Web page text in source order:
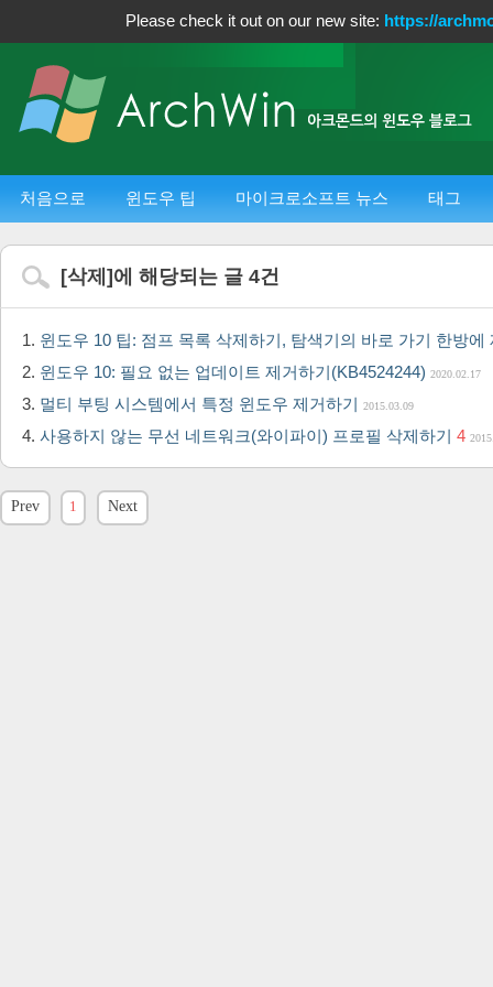
Please check it out on our new site: https://
처음으로 윈도우 팁 마이크로소프트 뉴스 태그
[삭제 ]에 해당되는 글 4건
윈도우 10 팁: 점프 목록 삭제하기, 탐색기의 바로 가기 한방
윈도우 10: 필요 없는 업데이트 제거하기(KB4524244) 2020.02.17
멀티 부팅 시스템에서 특정 윈도우 제거하기 2015.03.09
사용하지 않는 무선 네트워크(와이파이) 프로필 삭제하기 4
Prev 1 Next